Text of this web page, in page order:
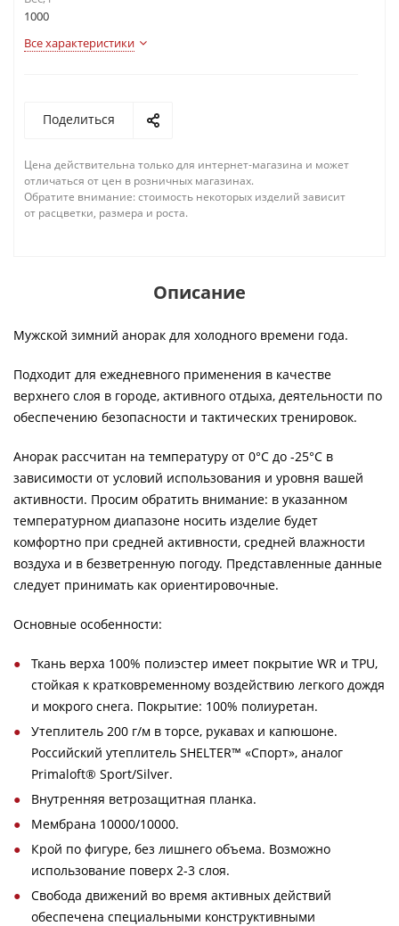
1000
Все характеристики
Поделиться
Цена действительна только для интернет-магазина и может
отличаться от цен в розничных магазинах.
Обратите внимание: стоимость некоторых изделий зависит
от расцветки, размера и роста.
Описание
Мужской зимний анорак для холодного времени года.
Подходит для ежедневного применения в качестве
верхнего слоя в городе, активного отдыха, деятельности по
обеспечению безопасности и тактических тренировок.
Анорак рассчитан на температуру от 0°C до -25°C в
зависимости от условий использования и уровня вашей
активности. Просим обратить внимание: в указанном
температурном диапазоне носить изделие будет
комфортно при средней активности, средней влажности
воздуха и в безветренную погоду. Представленные данные
следует принимать как ориентировочные.
Основные особенности:
Ткань верха 100% полиэстер имеет покрытие WR и TPU,
стойкая к кратковременному воздействию легкого дождя
и мокрого снега. Покрытие: 100% полиуретан.
Утеплитель 200 г/м в торсе, рукавах и капюшоне.
Российский утеплитель SHELTER™ «Спорт», аналог
Primaloft® Sport/Silver.
Внутренняя ветрозащитная планка.
Мембрана 10000/10000.
Крой по фигуре, без лишнего объема. Возможно
использование поверх 2-3 слоя.
Свобода движений во время активных действий
обеспечена специальными конструктивными